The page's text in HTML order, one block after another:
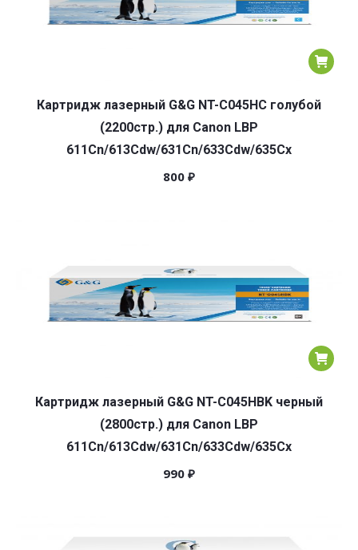
Картридж лазерный G&G NT-C045HC голубой
(2200стр.) для Canon LBP
611Cn/613Cdw/631Cn/633Cdw/635Cx
800 ₽
Картридж лазерный G&G NT-C045HBK черный
(2800стр.) для Canon LBP
611Cn/613Cdw/631Cn/633Cdw/635Cx
990 ₽